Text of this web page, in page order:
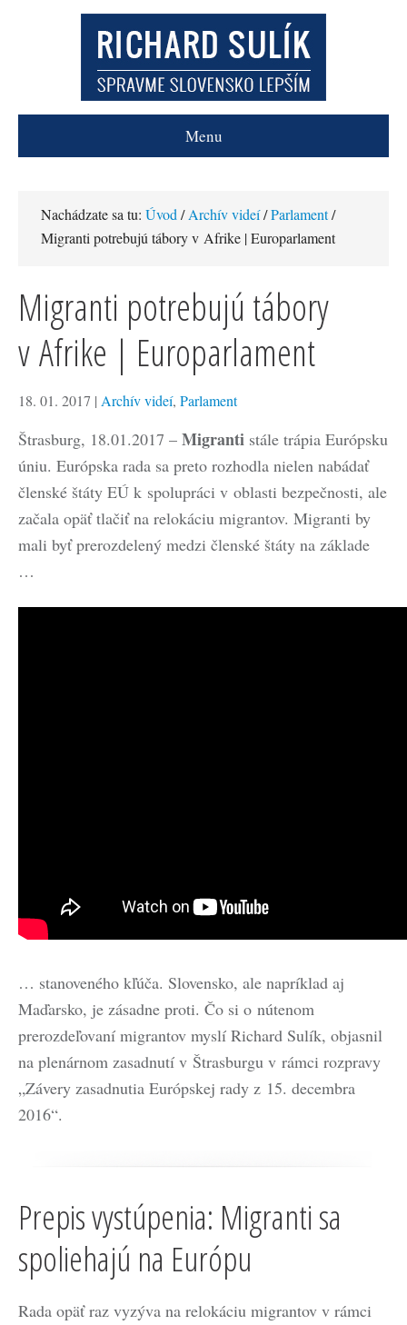
Menu
Nachádzate sa tu: Úvod /Archív videí/Parlament/
Migranti potrebujú tábory v Afrike | Europarlament
Migranti potrebujú tábory
v Afrike | Europarlament
18. 01. 2017 | Archív videí, Parlament
Štrasburg, 18.01.2017 – Migranti stále trápia Európsku
úniu. Európska rada sa preto rozhodla nielen nabádať
členské štáty EÚ k spolupráci v oblasti bezpečnosti, ale
začala opäť tlačiť na relokáciu migrantov. Migranti by
mali byť prerozdelený medzi členské štáty na základe
…
… stanoveného kľúča. Slovensko, ale napríklad aj
Maďarsko, je zásadne proti. Čo si o nútenom
prerozdeľovaní migrantov myslí Richard Sulík, objasnil
na plenárnom zasadnutí v Štrasburgu v rámci rozpravy
„Závery zasadnutia Európskej rady z 15. decembra
2016“.
Prepis vystúpenia: Migranti sa
spoliehajú na Európu
Rada opäť raz vyzýva na relokáciu migrantov v rámci